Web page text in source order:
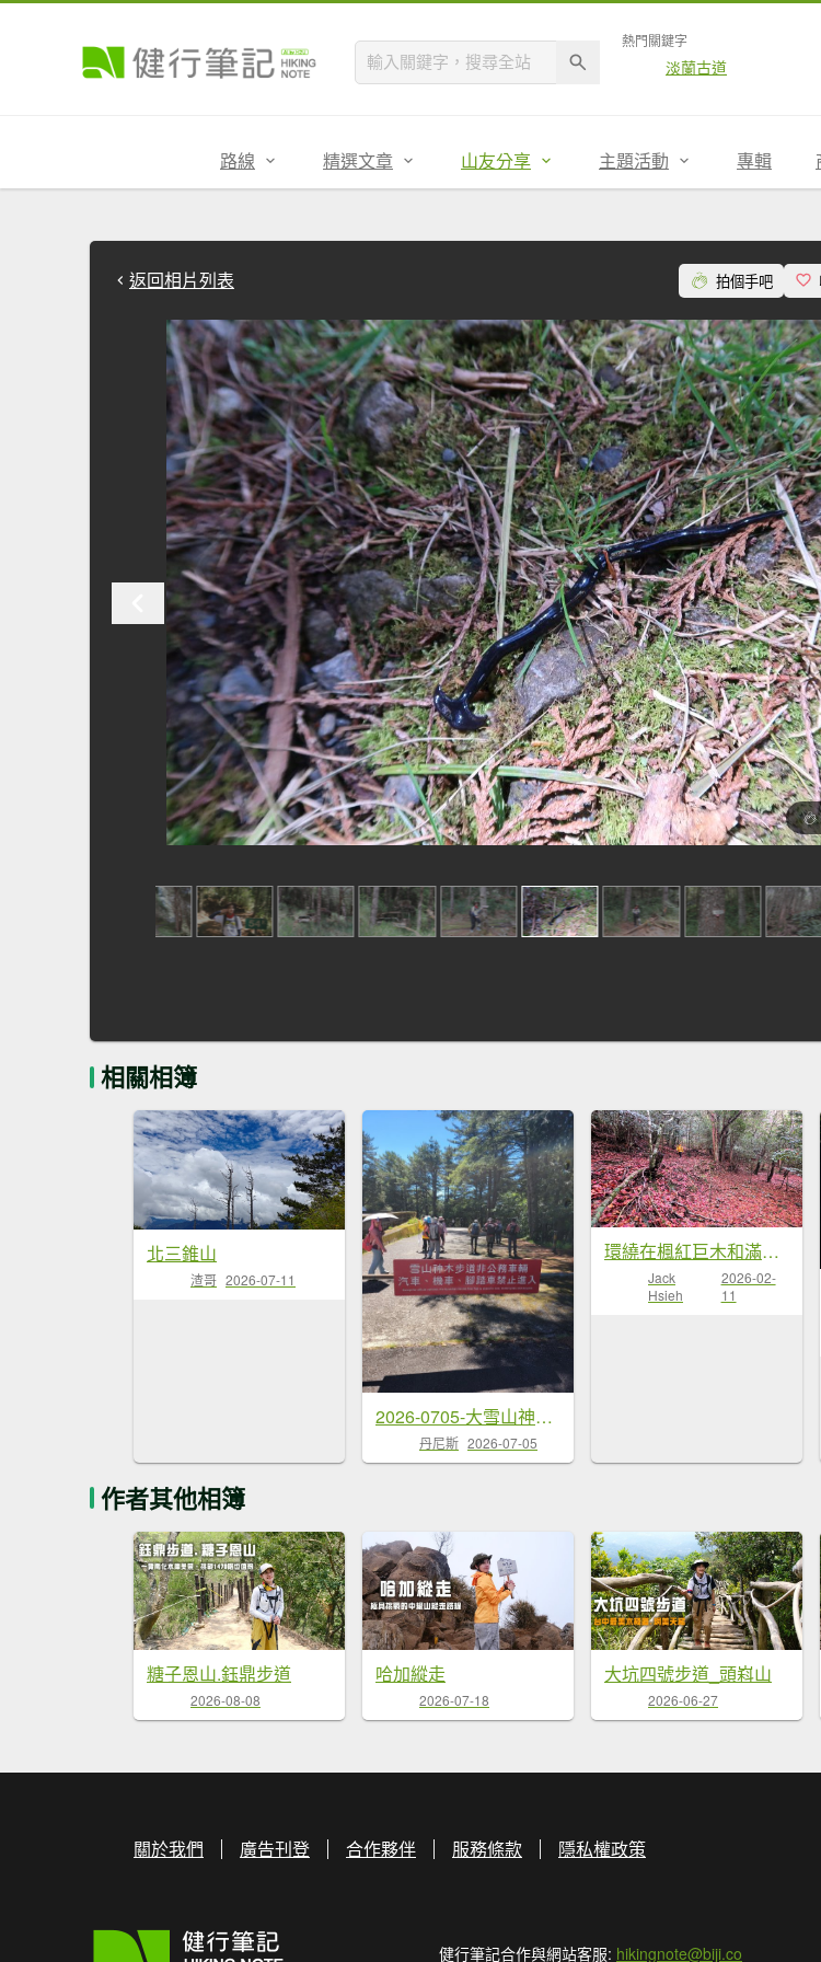
熱門關鍵字
淡蘭古道
路線 精選文章 山友分享 主題活動 專輯
返回相片列表 拍個手吧
相關相簿
北三錐山
渣哥 2026-07-11
2026-0705-大雪山神木啞口健行
丹尼斯 2026-07-05
環繞在楓紅巨木和滿山翠綠的鞍馬山及大雪山小神木森林步道的悠哉山行記
Jack
Hsieh
2026-02-
11
作者其他相簿
糖子恩山.鈺鼎步道
2026-08-08
哈加縱走
2026-07-18
大坑四號步道_頭嵙山
2026-06-27
關於我們 廣告刊登 合作夥伴 服務條款 隱私權政策
健行筆記合作與網站客服: hikingnote@biji.co